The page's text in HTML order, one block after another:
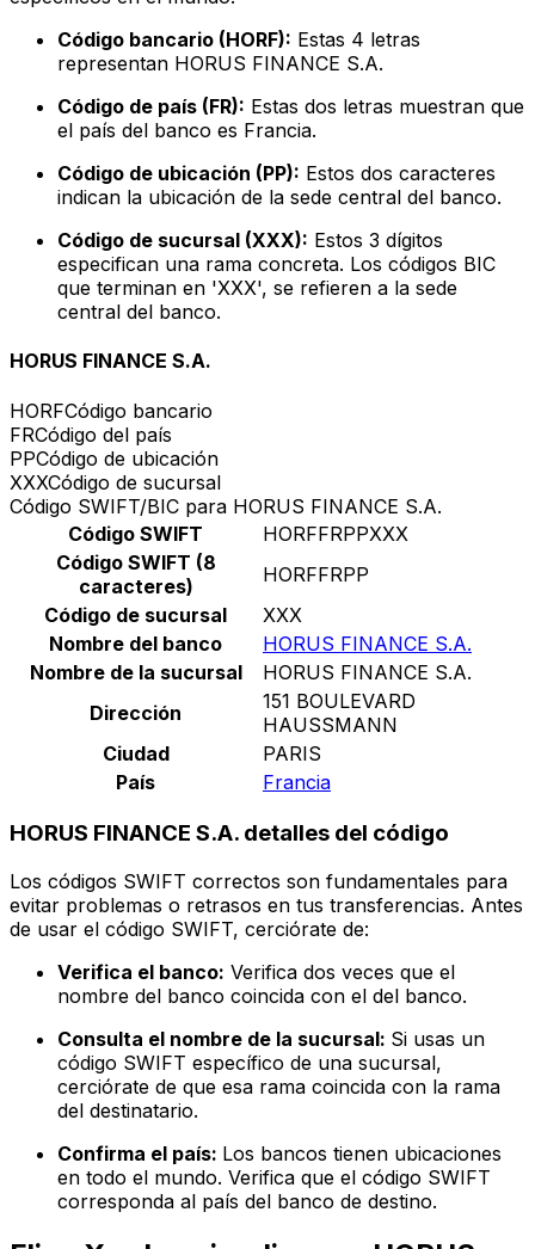
Código bancario (HORF): Estas 4 letras
representan HORUS FINANCE S.A.
Código de país (FR): Estas dos letras muestran que
el país del banco es Francia.
Código de ubicación (PP): Estos dos caracteres
indican la ubicación de la sede central del banco.
Código de sucursal (XXX): Estos 3 dígitos
especifican una rama concreta. Los códigos BIC
que terminan en 'XXX', se refieren a la sede
central del banco.
HORUS FINANCE S.A.
HORFCódigo bancario
FRCódigo del país
PPCódigo de ubicación
XXXCódigo de sucursal
Código SWIFT/BIC para HORUS FINANCE S.A.
Código SWIFT
HORFFRPPXXX
Código SWIFT (8
caracteres)
HORFFRPP
Código de sucursal
XXX
Nombre del banco
HORUS FINANCE S.A.
Nombre de la sucursal
HORUS FINANCE S.A.
Dirección
151 BOULEVARD
HAUSSMANN
Ciudad
PARIS
País
Francia
HORUS FINANCE S.A. detalles del código
Los códigos SWIFT correctos son fundamentales para
evitar problemas o retrasos en tus transferencias. Antes
de usar el código SWIFT, cerciórate de:
Verifica el banco: Verifica dos veces que el
nombre del banco coincida con el del banco.
Consulta el nombre de la sucursal: Si usas un
código SWIFT específico de una sucursal,
cerciórate de que esa rama coincida con la rama
del destinatario.
Confirma el país: Los bancos tienen ubicaciones
en todo el mundo. Verifica que el código SWIFT
corresponda al país del banco de destino.